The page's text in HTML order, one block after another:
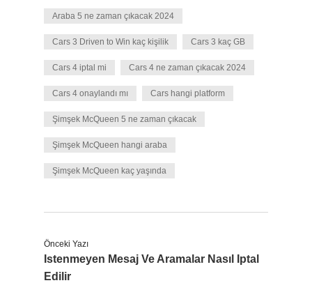
Araba 5 ne zaman çıkacak 2024
Cars 3 Driven to Win kaç kişilik Cars 3 kaç GB
Cars 4 iptal mi Cars 4 ne zaman çıkacak 2024
Cars 4 onaylandı mı Cars hangi platform
Şimşek McQueen 5 ne zaman çıkacak
Şimşek McQueen hangi araba
Şimşek McQueen kaç yaşında
Önceki Yazı
Istenmeyen Mesaj Ve Aramalar Nasıl Iptal
Edilir